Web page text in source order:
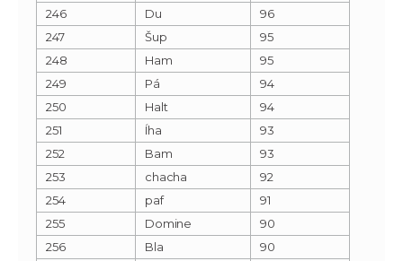
246
Du
96
247
Šup
95
248
Ham
95
249
Pá
94
250
Halt
94
251
Íha
93
252
Bam
93
253
chacha
92
254
paf
91
255
Domine
90
256
Bla
90